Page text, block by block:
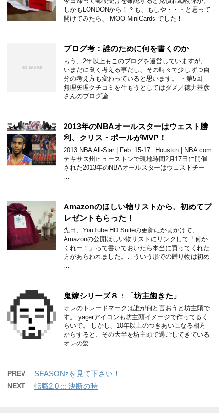
しかもLONDONから！？も、もしや・・・と思って
開けてみたら、 MOO MiniCards でした！
ブログ考：誰のために何を書くのか
もう、2年以上もこのブログを運営していますが、
いまだに良く考える事だし、その時々で少しずつ自
分の考え方も変わっていると思います。 ・第5回
無理矢理クチコミを生もうとしてはダメ／徳力基彦
さんのブログ論 …
2013年のNBAオールスターはウェスト勝
利、クリス・ポールがMVP！
2013 NBA All-Star | Feb. 15-17 | Houston | NBA.com
テキサス州ヒューストンで現地時間2月17日に開催
された2013年のNBAオールスターはウェストチー
…
Amazonのほしい物リストから、初めてプ
レゼントもらった！
先日、YouTube HD Suiteの更新にかまかけて、
Amazonの公開ほしい物リストにリンクして「何か
くれー！」って書いておいたら本当に買ってくれた
方があらわれました。こういう形での贈り物は初め
…
鬼嫁シリーズ８：「坊主飽きた」
オレのトレードマークは誰が何と言おうと坊主頭で
す。 yagerアイコンも坊主頭イメージで作ってるく
らいで。 しかし、10年以上のつきあいになる相方
からすると、その大半を坊主頭で過ごしてきている
オレの髪 …
PREV SEASONzを見て下さい！
NEXT 転職2.0 ::: 決断の時